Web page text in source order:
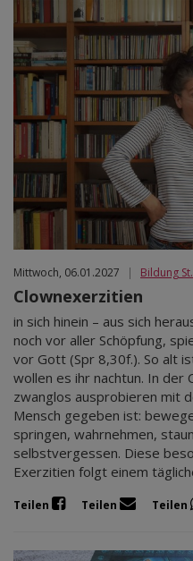
Mittwoch, 06.01.2027 | Bildung
Clownexerzitien
in sich hinein – aus sich
noch vor aller Schöpfung,
vor Gott (Spr 8,30f.). So alt
wollen es ihr nachtun. In der
zwanglos ausprobieren mit
Mensch gegeben ist:
springen, wahrnehmen,
selbstvergessen. Diese
Exerzitien folgt einem
Teilen Teilen Teilen